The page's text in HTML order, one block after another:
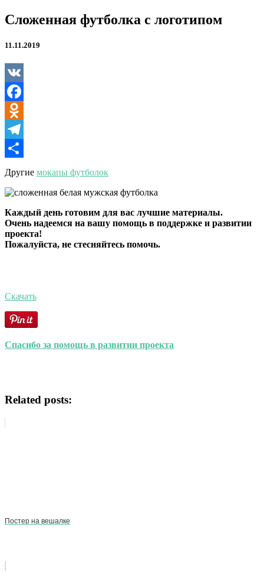
Сложенная
футболка
логотипом
Сложенная футболка с логотипом
11.11.2019
VK
Facebook
Odnoklassniki
Telegram
Отправить
Другие мокапы футболок
Каждый день готовим для вас лучшие материалы.
Очень надеемся на вашу помощь в поддержке и развитии
проекта!
Пожалуйста, не стесняйтесь помочь.
Скачать
Спасибо за помощь в развитии проекта
Related posts:
Постер на вешалке